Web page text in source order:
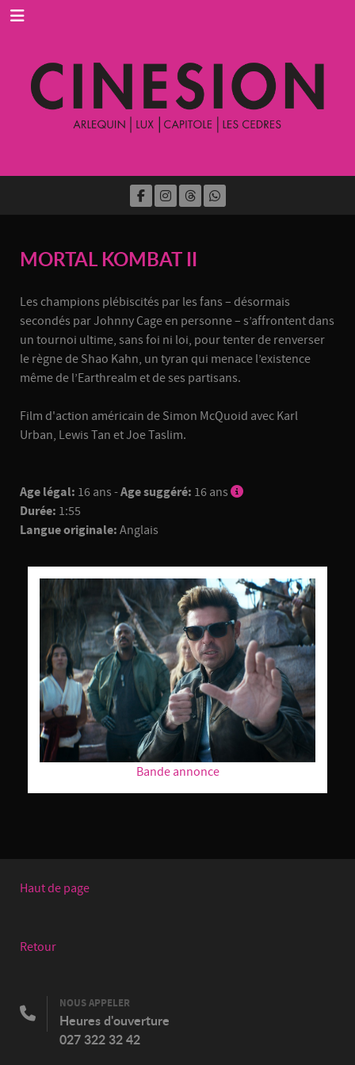
MORTAL KOMBAT II
Les champions plébiscités par les fans – désormais
secondés par Johnny Cage en personne – s’affrontent dans
un tournoi ultime, sans foi ni loi, pour tenter de renverser
le règne de Shao Kahn, un tyran qui menace l’existence
même de l’Earthrealm et de ses partisans.
Film d'action américain de Simon McQuoid avec Karl
Urban, Lewis Tan et Joe Taslim.
Age légal: 16 ans -Age suggéré: 16 ans
Durée: 1:55
Langue originale: Anglais
Bande annonce
Haut de page
Retour
NOUS APPELER
Heures d'ouverture
027 322 32 42